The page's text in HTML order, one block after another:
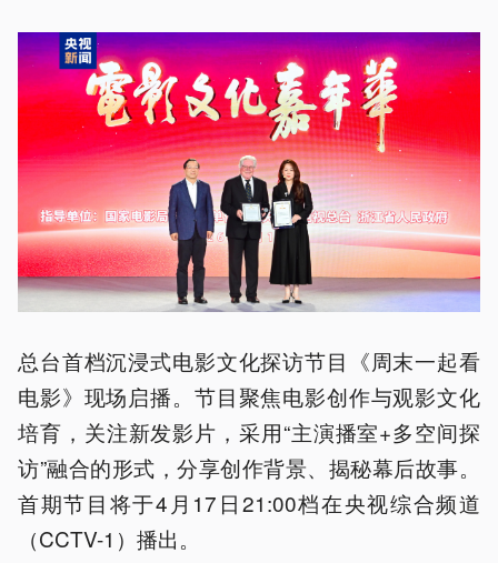
总台首档沉浸式电影文化探访节目《周末一起看
电影》现场启播。节目聚焦电影创作与观影文化
培育，关注新发影片，采用“主演播室+多空间探
访”融合的形式，分享创作背景、揭秘幕后故事。
首期节目将于4月17日21:00档在央视综合频道
（CCTV-1）播出。